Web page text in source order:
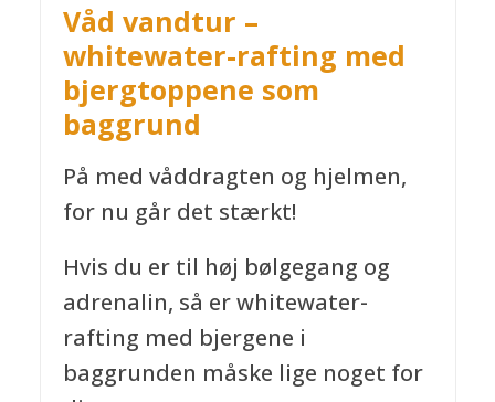
Våd vandtur –
whitewater-rafting med
bjergtoppene som
baggrund
På med våddragten og hjelmen,
for nu går det stærkt!
Hvis du er til høj bølgegang og
adrenalin, så er whitewater-
rafting med bjergene i
baggrunden måske lige noget for